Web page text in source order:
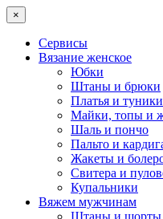
×
Сервисы
Вязание женское
Юбки
Штаны и брюки
Платья и туники
Майки, топы и
Шаль и пончо
Пальто и
Жакеты и
Свитера и
Купальники
Вяжем мужчинам
Штаны и шорты